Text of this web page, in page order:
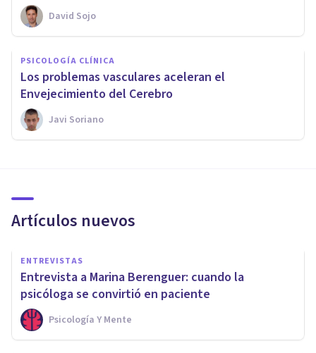
David Sojo
PSICOLOGÍA CLÍNICA
Los problemas vasculares aceleran el
Envejecimiento del Cerebro
Javi Soriano
Artículos nuevos
ENTREVISTAS
Entrevista a Marina Berenguer: cuando la
psicóloga se convirtió en paciente
Psicología Y Mente